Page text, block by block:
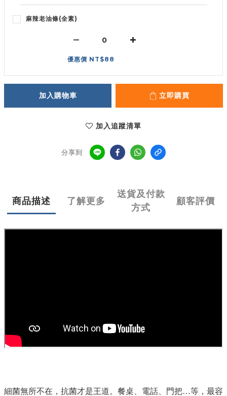
麻辣老油條(全素)
優惠價 NT$88
加入購物車 立即購買
加入追蹤清單
分享到
商品描述 了解更多
送貨及付款
方式
顧客評價
細菌無所不在，抗菌才是王道。餐桌、電話、門把…等，最容